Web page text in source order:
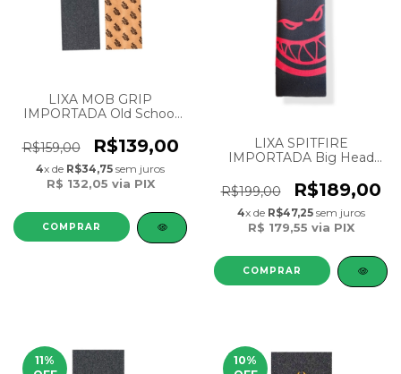
LIXA MOB GRIP
IMPORTADA Old School
84 cm
R$159,00 R$139,00
4x de R$34,75 sem juros
R$ 132,05 via PIX
LIXA SPITFIRE
IMPORTADA Big Head
R$199,00
R$189,00
4x de R$47,25sem juros
R$ 179,55 via PIX
11%
10%